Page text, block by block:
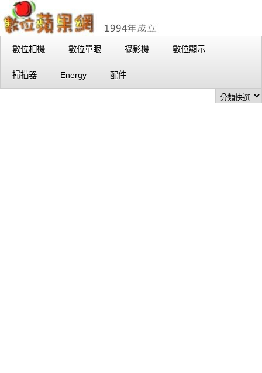
數位相機 數位單眼 攝影機 數位顯示
掃描器 Energy 配件